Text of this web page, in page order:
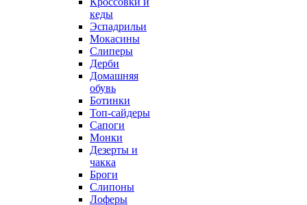
кеды
Эспадрильи
Мокасины
Слиперы
Дерби
Домашняя
обувь
Ботинки
Топ-сайдеры
Сапоги
Монки
Дезерты и
чакка
Броги
Слипоны
Лоферы